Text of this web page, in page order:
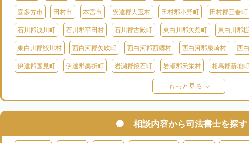
喜多方市 田村市 本宮市 安達郡大玉村 田村郡小野町 田村郡三春町
石川郡浅川町 石川郡平田村 石川郡古殿町 東白川郡矢祭町 東白川郡
東白川郡鮫川村 西白河郡矢吹町 西白河郡西郷村 西白河郡泉崎村 西
伊達郡国見町 伊達郡桑折町 岩瀬郡鏡石町 岩瀬郡天栄村 相馬郡新地町
双葉郡浪江町
耶麻郡猪苗代町 耶麻郡磐梯町 耶麻郡西会津町 耶麻郡北塩原村 河沼
大沼郡金山町 大沼郡三島町 大沼郡
南会津郡下郷町 南会津郡只見町 南会津郡檜枝岐村
もっと見る
相談内容から司法書士を探す